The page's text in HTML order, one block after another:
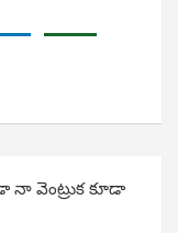
నా వెంట్రుక కూడా